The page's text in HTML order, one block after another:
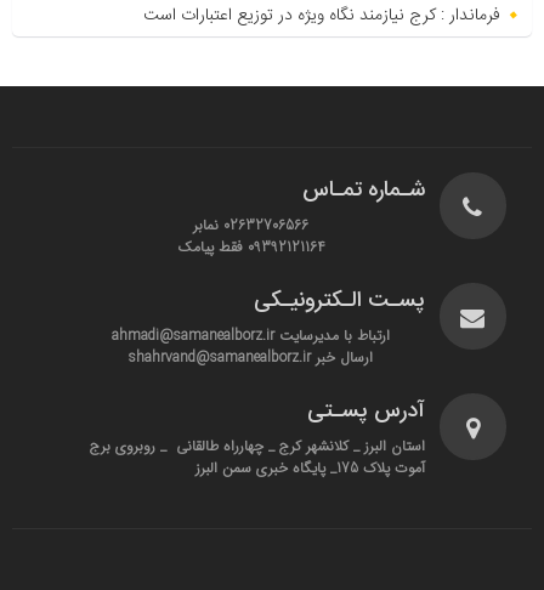
فرماندار : کرج نیازمند نگاه ویژه در توزیع اعتبارات است
شـماره تمـاس
02632706566 نمابر
09392121164 فقط پیامک
پسـت الـکترونیـکی
ارتباط با مدیرسایت ahmadi@samanealborz.ir
ارسال خبر shahrvand@samanealborz.ir
آدرس پسـتی
استان البرز _ کلانشهر کرج _ چهارراه طالقانی _ روبروی برج
آموت پلاک 175_ پایگاه خبری سمن البرز